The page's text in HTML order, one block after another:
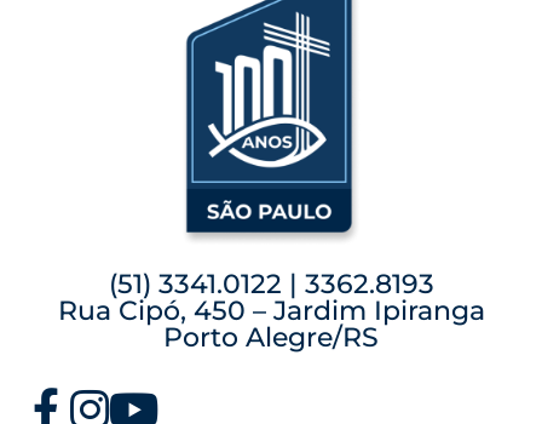
(51) 3341.0122 | 3362.8193
Rua Cipó, 450 – Jardim Ipiranga
Porto Alegre/RS